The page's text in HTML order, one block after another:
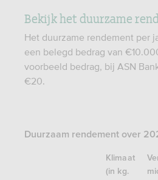
Bekijk het duurzame
Het duurzame rendement per
een belegd bedrag van
voorbeeld bedrag, bij ASN
€20.
Duurzaam rendement over
Klimaat
(in kg.